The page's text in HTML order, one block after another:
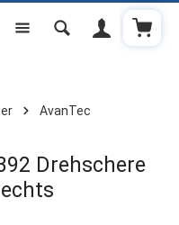
AvanTec
Drehschere